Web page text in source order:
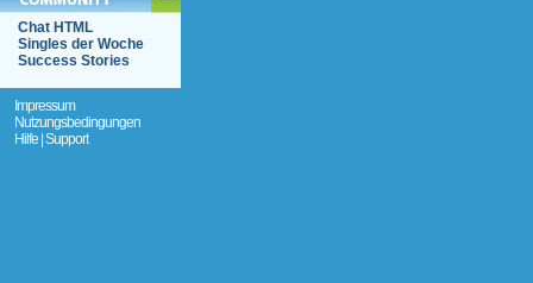
Chat HTML
Singles der Woche
Success Stories
Impressum
Nutzungsbedingungen
Hilfe | Support